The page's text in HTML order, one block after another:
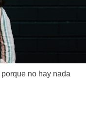
no hay nada